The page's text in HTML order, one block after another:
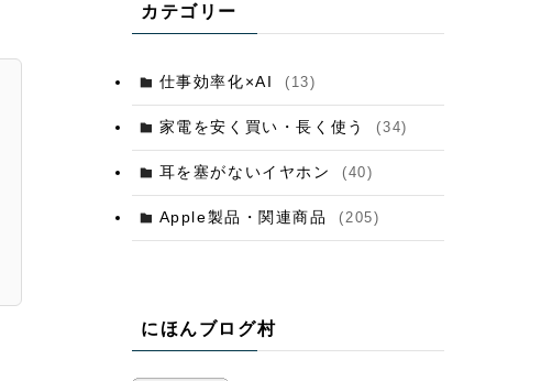
カテゴリー
仕事効率化×AI (13)
家電を安く買い・長く使う (34)
耳を塞がないイヤホン (40)
Apple製品・関連商品 (205)
にほんブログ村